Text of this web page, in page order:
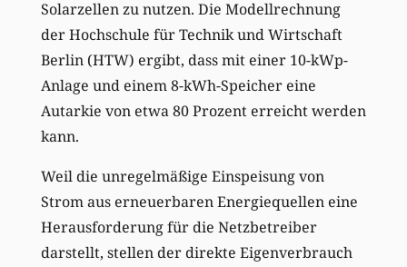
Solarzellen zu nutzen. Die Modellrechnung
der Hochschule für Technik und Wirtschaft
Berlin (HTW) ergibt, dass mit einer 10-kWp-
Anlage und einem 8-kWh-Speicher eine
Autarkie von etwa 80 Prozent erreicht werden
kann.
Weil die unregelmäßige Einspeisung von
Strom aus erneuerbaren Energiequellen eine
Herausforderung für die Netzbetreiber
darstellt, stellen der direkte Eigenverbrauch